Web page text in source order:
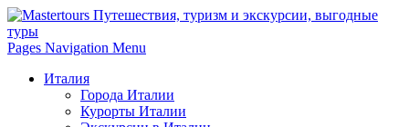
Pages Navigation Menu
Италия
Города Италии
Курорты Италии